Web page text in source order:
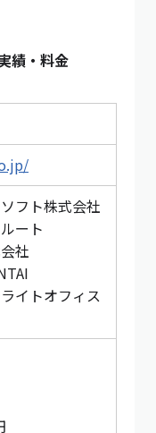
績・料金
フト株式会社
ート
社
イトオフィス